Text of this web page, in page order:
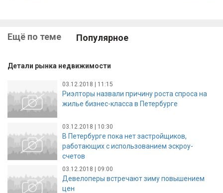
Ещё по теме Популярное
Детали рынка недвижимости
03.12.2018 | 11:15
Риэлторы назвали причину роста спроса на
жилье бизнес-класса в Петербурге
03.12.2018 | 10:30
В Петербурге пока нет застройщиков,
работающих с использованием эскроу-
счетов
03.12.2018 | 09:00
Девелоперы встречают зиму повышением
цен